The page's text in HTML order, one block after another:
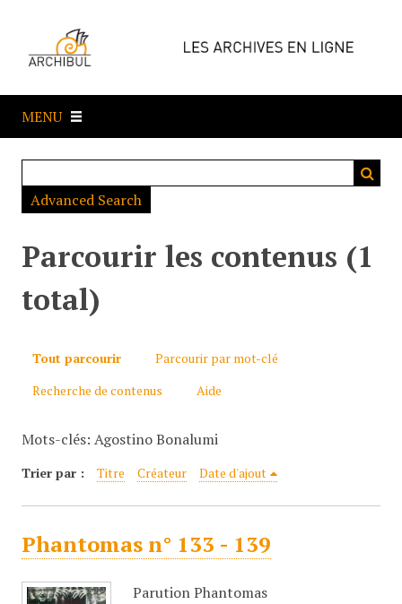
e
a
MENU
Advanced Search
Parcourir les contenus (1
total)
Tout parcourir
Parcourir par mot-clé
Recherche de contenus
Aide
Mots-clés: Agostino Bonalumi
Trier par : Titre Créateur Date d'ajout
Phantomas n° 133 - 139
Parution Phantomas